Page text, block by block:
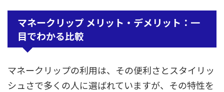
マネークリップ メリット・デメリット：一
目でわかる比較
マネークリップの利用は、その便利さとスタイリッ
シュさで多くの人に選ばれていますが、その特性を